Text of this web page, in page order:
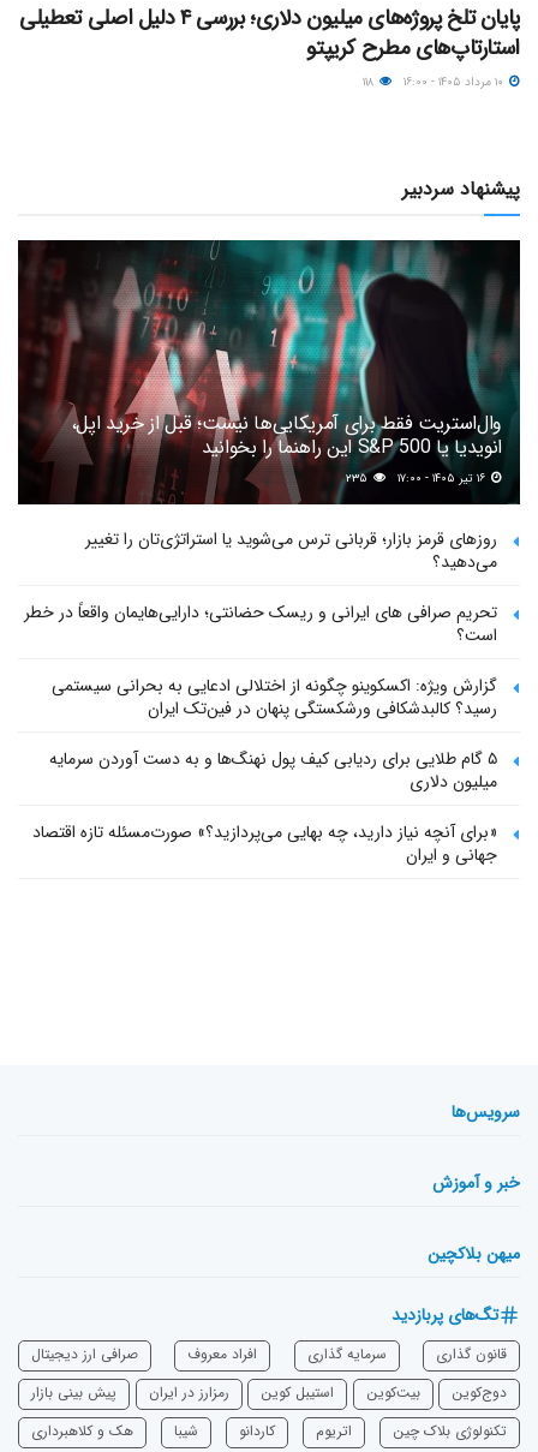
پایان تلخ پروژه‌های میلیون دلاری؛ بررسی ۴ دلیل اصلی تعطیلی
استارتاپ‌های مطرح کریپتو
پیشنهاد سردبیر
وال‌استریت فقط برای آمریکایی‌ها نیست؛ قبل از خرید اپل،
انویدیا یا S&P 500 این راهنما را بخوانید
۲۳۵
روزهای قرمز بازار؛ قربانی ترس می‌شوید یا استراتژی‌تان را تغییر
می‌دهید؟
تحریم صرافی های ایرانی و ریسک حضانتی؛ دارایی‌هایمان واقعاً در خطر
است؟
گزارش ویژه: اکسکوینو چگونه از اختلالی ادعایی به بحرانی سیستمی
رسید؟ کالبدشکافی ورشکستگی پنهان در فین‌تک ایران
۵ گام طلایی برای ردیابی کیف پول‌ نهنگ‌ها و به دست آوردن سرمایه
میلیون دلاری
«برای آنچه نیاز دارید، چه بهایی می‌پردازید؟» صورت‌مسئله تازه اقتصاد
جهانی و ایران
سرویس‌ها
خبر و آموزش
میهن بلاکچین
تگ‌های پربازدید
قانون گذاری سرمایه‌ گذاری افراد معروف
صرافی ارز دیجیتال
دوج‌کوین
بیت‌کوین استیبل کوین رمزارز در ایران
پیش بینی بازار
تکنولوژی بلاک چین
اتریوم ‌کاردانو شیبا هک و کلاهبرداری